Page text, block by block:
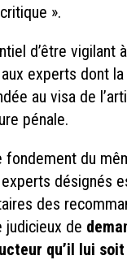
».
d’être vigilant
experts dont
au visa de
pénale.
fondement du
désignés
des
judicieux de
qu’il lui